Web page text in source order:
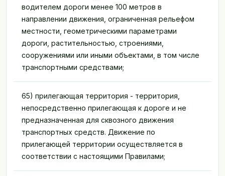
водителем дороги менее 100 метров в
направлении движения, ограниченная рельефом
местности, геометрическими параметрами
дороги, растительностью, строениями,
сооружениями или иными объектами, в том числе
транспортными средствами;
65) прилегающая территория - территория,
непосредственно прилегающая к дороге и не
предназначенная для сквозного движения
транспортных средств. Движение по
прилегающей территории осуществляется в
соответствии с настоящими Правилами;